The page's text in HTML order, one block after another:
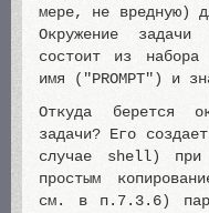
мере, не вредную)
Окружение
состоит из
имя ("PROMPT") и
Откуда берется
задачи? Его
случае shell) при
простым
см. в п.7.3.6)